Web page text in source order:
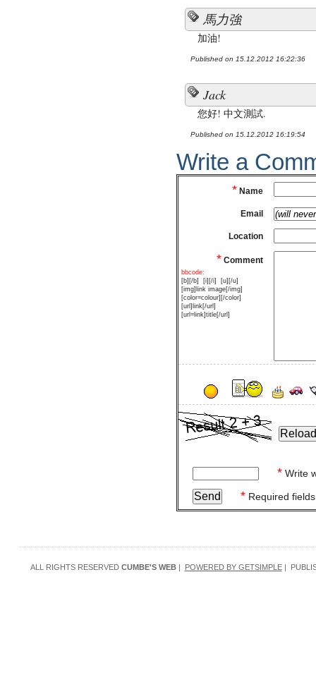
馬力強
加油!
Published on 15.12.2012 16:22:36
Jack
您好! 中文測試.
Published on 15.12.2012 16:19:54
Write a
* Name
Email
Location
* Comment
bbcode:
[b][/b]
[i][/i]
[u][/u]
[img]link image[/img]
[color=colour][/color]
[url]link[/url]
[url=link]title[/url]
*Write
*Required fields
ALL RIGHTS RESERVED CUMBE'S WEB| POWERED BY GETSIMPLE|